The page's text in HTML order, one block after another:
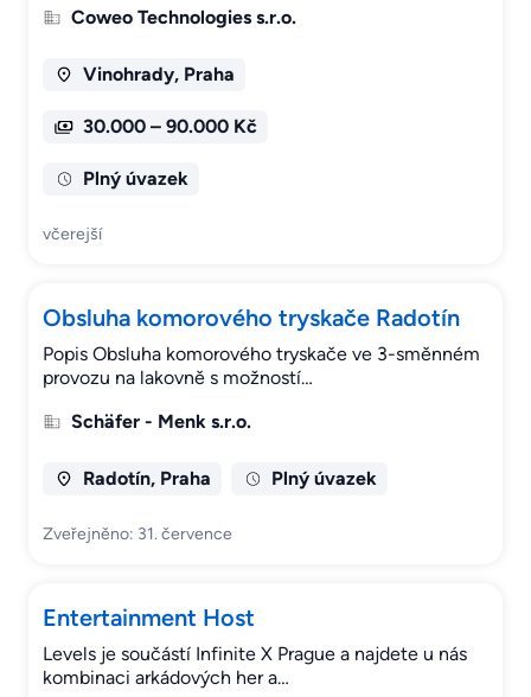
Coweo Technologies s.r.o.
Vinohrady, Praha
30.000 – 90.000 Kč
Plný úvazek
včerejší
Obsluha komorového tryskače Radotín
Popis Obsluha komorového tryskače ve 3-směnném
provozu na lakovně s možností…
Schäfer - Menk s.r.o.
Radotín, Praha Plný úvazek
Zveřejněno: 31. července
Entertainment Host
Levels je součástí Infinite X Prague a najdete u nás
kombinaci arkádových her a…